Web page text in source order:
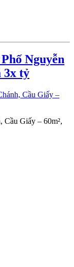
Nguyễn
3x tỷ
Cầu Giấy – 60m²,